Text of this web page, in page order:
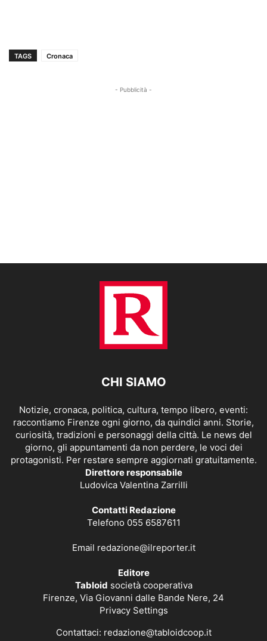
TAGS Cronaca
- Pubblicità -
CHI SIAMO
Notizie, cronaca, politica, cultura, tempo libero, eventi:
raccontiamo Firenze ogni giorno, da quindici anni. Storie,
curiosità, tradizioni e personaggi della città. Le news del
giorno, gli appuntamenti da non perdere, le voci dei
protagonisti. Per restare sempre aggiornati gratuitamente.
Direttore responsabile
Ludovica Valentina Zarrilli
Contatti Redazione
Telefono 055 6587611
Email redazione@ilreporter.it
Editore
Tabloid società cooperativa
Firenze, Via Giovanni dalle Bande Nere, 24
Privacy Settings
Contattaci: redazione@tabloidcoop.it